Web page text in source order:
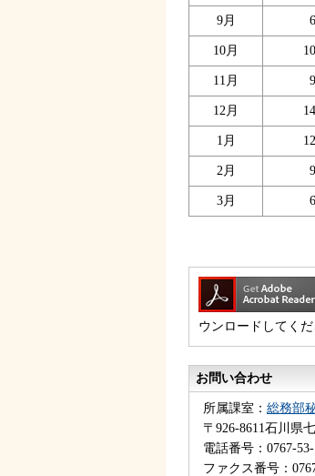
9月
10月
11月
12月
1月
2月
3月
ウンロードしてくだ
お問い合わせ
所属課室： 総務部
〒926-8611石川県
電話番号：0767-
ファクス番号：